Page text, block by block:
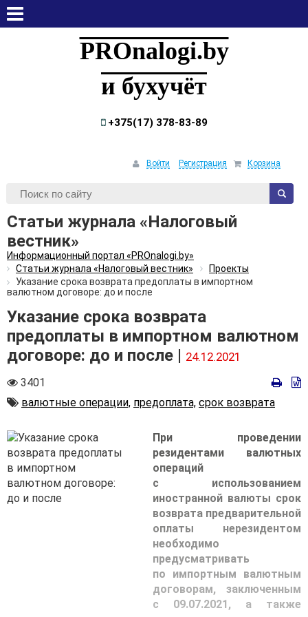
PROnalogi.by
и бухучёт
+375(17) 378-83-89
Войти Регистрация Корзина
Статьи журнала «Налоговый
вестник»
Информационный портал «PROnalogi.by»
Статьи журнала «Налоговый вестник»
Проекты
Указание срока возврата предоплаты в импортном
валютном договоре: до и после
Указание срока возврата
предоплаты в импортном валютном
договоре: до и после | 24.12.2021
Количество
3401
Автор
валютные операции, предоплата, срок возврата
При проведении
резидентами валютных
операций
с использованием
иностранной валюты срок
возврата предварительной
оплаты нерезидентом
необходимо
предусматривать
по импортным валютным
договорам, заключенным
с 09.07.2021, а также